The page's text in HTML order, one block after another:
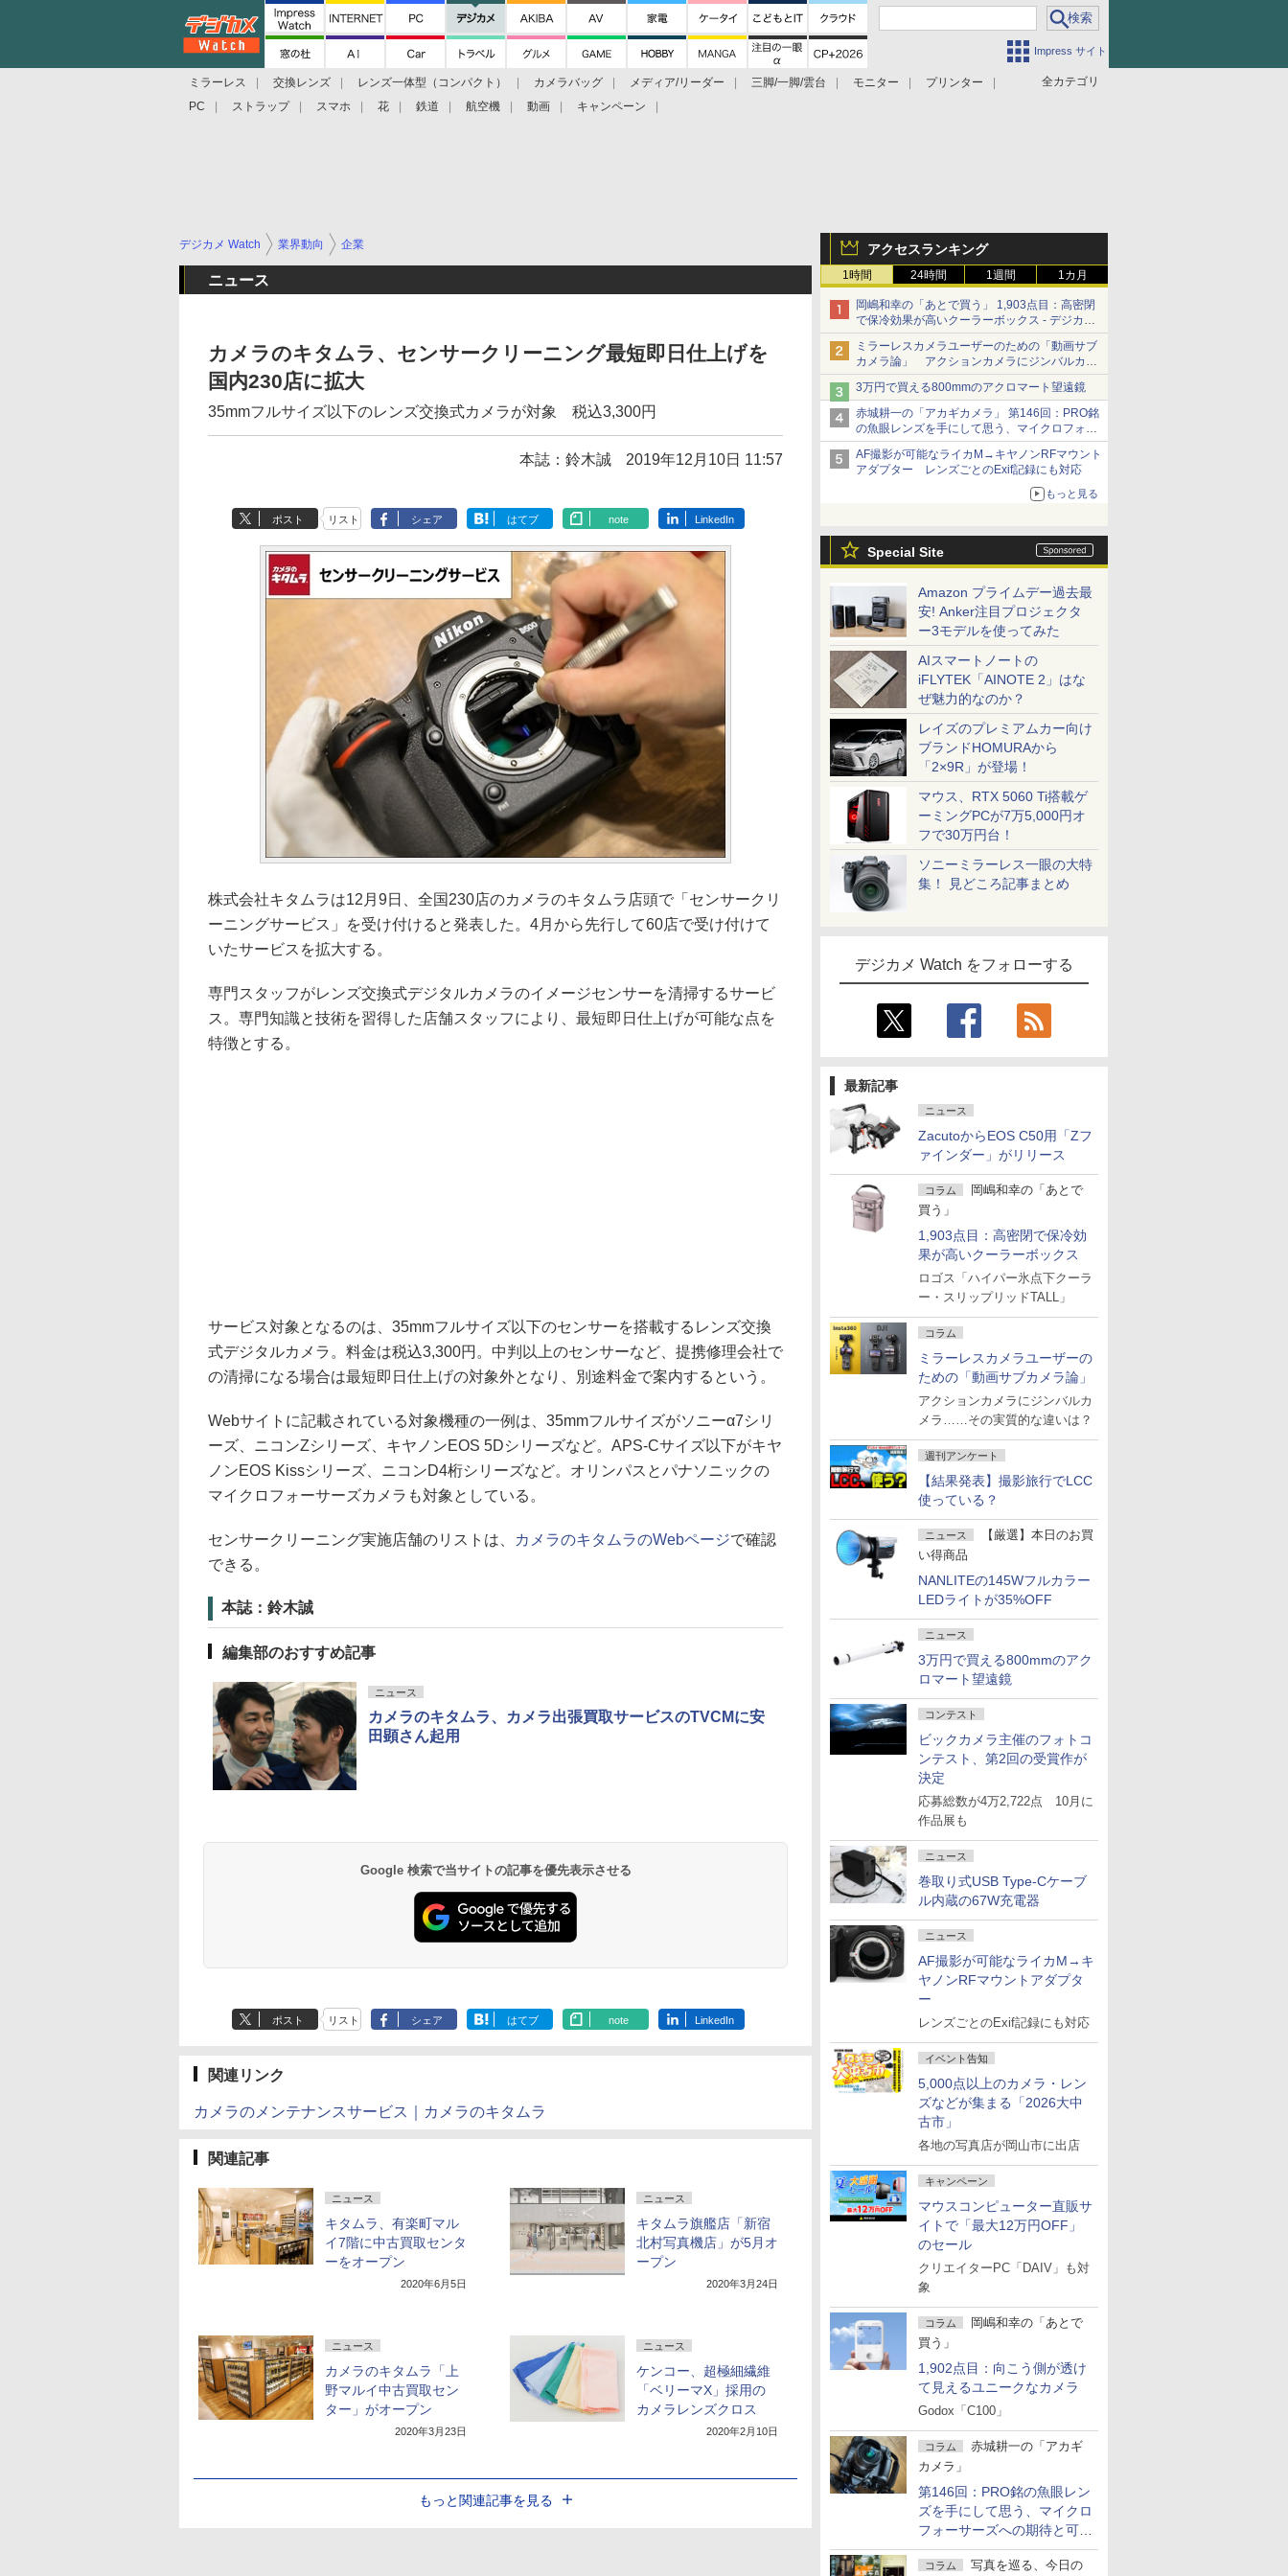
Impress サイト
全カテゴリ
ミラーレス 交換レンズ レンズ一体型（コンパクト） カメラバッグ メディア/リーダー 三脚/一脚/雲台 モニター
プリンター
PC
ストラップ スマホ 花 鉄道 航空機 動画 キャンペーン
アクセスランキング
1時間 24時間 1週間 1カ月
岡嶋和幸の「あとで買う」 1,903点目：高密閉
で保冷効果が高いクーラーボックス - デジカメ
Watch
ミラーレスカメラユーザーのための「動画サブ
カメラ論」 アクションカメラにジンバルカメ
ラ……その実質的な違いは？
3万円で買える800mmのアクロマート望遠鏡
赤城耕一の「アカギカメラ」 第146回：PRO銘
の魚眼レンズを手にして思う、マイクロフォー
サーズへの期待と可能性
AF撮影が可能なライカM→キヤノンRFマウント
アダプター レンズごとのExif記録にも対応
もっと見る
Special Site
Amazon プライムデー過去最
安! Anker注目プロジェクタ
ー3モデルを使ってみた
AIスマートノートの
iFLYTEK「AINOTE 2」はな
ぜ魅力的なのか？
レイズのプレミアムカー向け
ブランドHOMURAから
「2×9R」が登場！
マウス、RTX 5060 Ti搭載ゲ
ーミングPCが7万5,000円オ
フで30万円台！
ソニーミラーレス一眼の大特
集！ 見どころ記事まとめ
デジカメ Watch をフォローする
最新記事
ニュース
ZacutoからEOS C50用「Zフ
ァインダー」がリリース
コラム
岡嶋和幸の「あとで
買う」
1,903点目：高密閉で保冷効
果が高いクーラーボックス
ロゴス「ハイパー氷点下クーラ
ー・スリップリッドTALL」
コラム
ミラーレスカメラユーザーの
ための「動画サブカメラ論」
アクションカメラにジンバルカ
メラ……その実質的な違いは？
週刊アンケート
【結果発表】撮影旅行でLCC
使っている？
ニュース
【厳選】本日のお買
い得商品
NANLITEの145Wフルカラー
LEDライトが35%OFF
ニュース
3万円で買える800mmのアク
ロマート望遠鏡
コンテスト
ビックカメラ主催のフォトコ
ンテスト、第2回の受賞作が
決定
応募総数が4万2,722点 10月に
作品展も
ニュース
巻取り式USB Type-Cケーブ
ル内蔵の67W充電器
ニュース
AF撮影が可能なライカM→キ
ヤノンRFマウントアダプタ
ー
レンズごとのExif記録にも対応
イベント告知
5,000点以上のカメラ・レン
ズなどが集まる「2026大中
古市」
各地の写真店が岡山市に出店
キャンペーン
マウスコンピューター直販サ
イトで「最大12万円OFF」
のセール
クリエイターPC「DAIV」も対
象
コラム
岡嶋和幸の「あとで
買う」
1,902点目：向こう側が透け
て見えるユニークなカメラ
Godox「C100」
コラム
赤城耕一の「アカギ
カメラ」
第146回：PRO銘の魚眼レン
ズを手にして思う、マイクロ
フォーサーズへの期待と可能
性
コラム 写真を巡る、今日の
デジカメ Watch 業界動向 企業
ニュース
カメラのキタムラ、センサークリーニング最短即日仕上げを
国内230店に拡大
35mmフルサイズ以下のレンズ交換式カメラが対象 税込3,300円
本誌：鈴木誠 2019年12月10日 11:57
ポスト リスト シェア はてブ note LinkedIn
株式会社キタムラは12月9日、全国230店のカメラのキタムラ店頭で「センサークリ
ーニングサービス」を受け付けると発表した。4月から先行して60店で受け付けて
いたサービスを拡大する。
専門スタッフがレンズ交換式デジタルカメラのイメージセンサーを清掃するサービ
ス。専門知識と技術を習得した店舗スタッフにより、最短即日仕上げが可能な点を
特徴とする。
サービス対象となるのは、35mmフルサイズ以下のセンサーを搭載するレンズ交換
式デジタルカメラ。料金は税込3,300円。中判以上のセンサーなど、提携修理会社で
の清掃になる場合は最短即日仕上げの対象外となり、別途料金で案内するという。
Webサイトに記載されている対象機種の一例は、35mmフルサイズがソニーα7シリ
ーズ、ニコンZシリーズ、キヤノンEOS 5Dシリーズなど。APS-Cサイズ以下がキヤ
ノンEOS Kissシリーズ、ニコンD4桁シリーズなど。オリンパスとパナソニックの
マイクロフォーサーズカメラも対象としている。
センサークリーニング実施店舗のリストは、 カメラのキタムラのWebページで確認
できる。
本誌：鈴木誠
編集部のおすすめ記事
ニュース
カメラのキタムラ、カメラ出張買取サービスのTVCMに安
田顕さん起用
Google 検索で当サイトの記事を優先表示させる
ポスト リスト シェア はてブ note LinkedIn
関連リンク
カメラのメンテナンスサービス｜カメラのキタムラ
関連記事
ニュース
キタムラ、有楽町マル
イ7階に中古買取センタ
ーをオープン
2020年6月5日
ニュース
キタムラ旗艦店「新宿
北村写真機店」が5月オ
ープン
2020年3月24日
ニュース
カメラのキタムラ「上
野マルイ中古買取セン
ター」がオープン
2020年3月23日
ニュース
ケンコー、超極細繊維
「ベリーマX」採用の
カメラレンズクロス
2020年2月10日
もっと関連記事を見る